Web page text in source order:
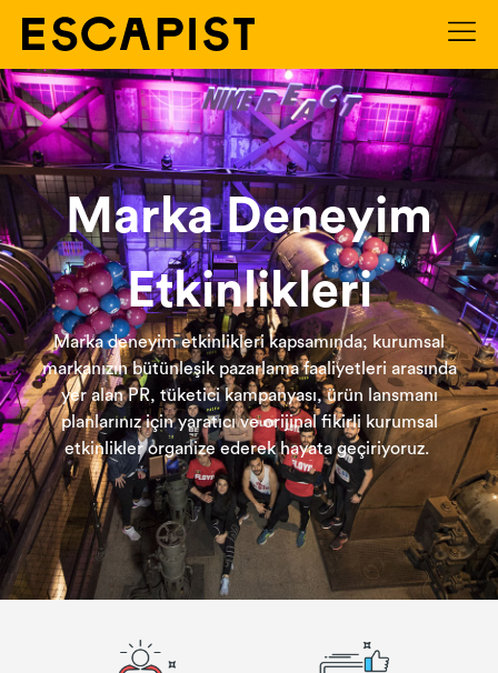
Marka Deneyim
Etkinlikleri
Marka deneyim etkinlikleri kapsamında; kurumsal
markanızın bütünleşik pazarlama faaliyetleri arasında
yer alan PR, tüketici kampanyası, ürün lansmanı
planlarınız için yaratıcı ve orijinal fikirli kurumsal
etkinlikler organize ederek hayata geçiriyoruz.